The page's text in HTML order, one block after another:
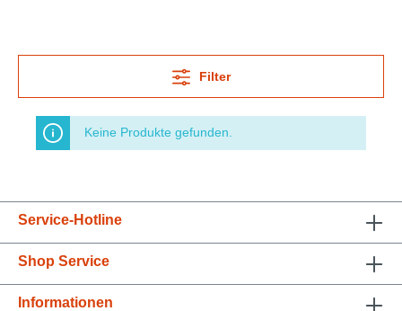
Filter
Keine Produkte gefunden.
Service-Hotline
Shop Service
Informationen